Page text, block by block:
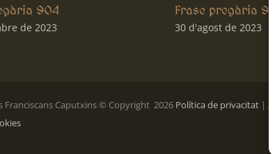
Frase pregària 903
30 d'agost de 2023 23
Franciscans Caputxins © Copyright 2026 Política de privacitat|